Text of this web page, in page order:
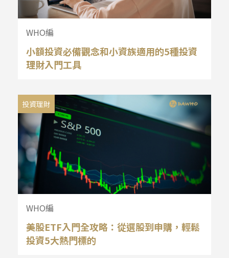
WHO編
小額投資必備觀念和小資族適用的5種投資
理財入門工具
投資理財
WHO編
美股ETF入門全攻略：從選股到申購，輕鬆
投資5大熱門標的